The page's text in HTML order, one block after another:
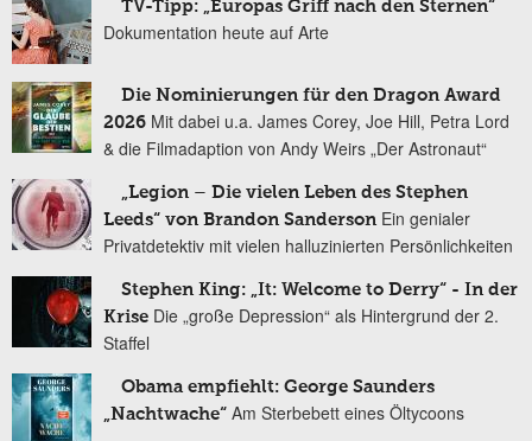
TV-Tipp: „Europas Griff nach den Sternen“
Dokumentation heute auf Arte
Die Nominierungen für den Dragon Award
2026 Mit dabei u.a. James Corey, Joe Hill, Petra Lord
& die Filmadaption von Andy Weirs „Der Astronaut“
„Legion – Die vielen Leben des Stephen
Leeds“ von Brandon Sanderson Ein genialer
Privatdetektiv mit vielen halluzinierten Persönlichkeiten
Stephen King: „It: Welcome to Derry“ - In der
Krise Die „große Depression“ als Hintergrund der 2.
Staffel
Obama empfiehlt: George Saunders
„Nachtwache“ Am Sterbebett eines Öltycoons